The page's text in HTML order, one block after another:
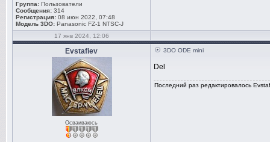
Группа: Пользователи
Сообщения: 314
Регистрация: 08 июн 2022, 07:48
Модель 3DO: Panasonic FZ-1 NTSC-J
17 янв 2024, 12:06
Evstafiev
Осваиваюсь
3DO ODE mini
Del
Последний раз редактировалось